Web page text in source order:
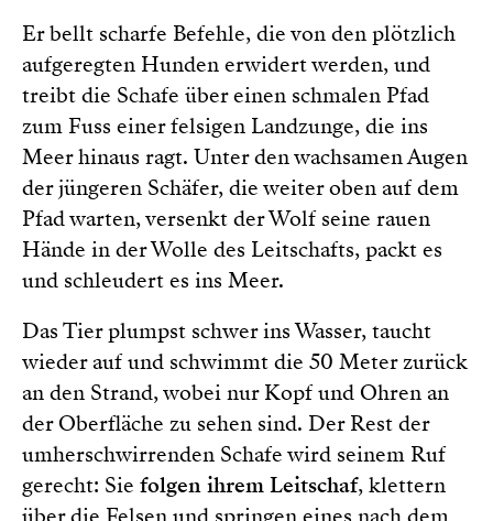
Er bellt scharfe Befehle, die von den plötzlich
aufgeregten Hunden erwidert werden, und
treibt die Schafe über einen schmalen Pfad
zum Fuss einer felsigen Landzunge, die ins
Meer hinaus ragt. Unter den wachsamen Augen
der jüngeren Schäfer, die weiter oben auf dem
Pfad warten, versenkt der Wolf seine rauen
Hände in der Wolle des Leitschafts, packt es
und schleudert es ins Meer.
Das Tier plumpst schwer ins Wasser, taucht
wieder auf und schwimmt die 50 Meter zurück
an den Strand, wobei nur Kopf und Ohren an
der Oberfläche zu sehen sind. Der Rest der
umherschwirrenden Schafe wird seinem Ruf
gerecht: Sie folgen ihrem Leitschaf, klettern